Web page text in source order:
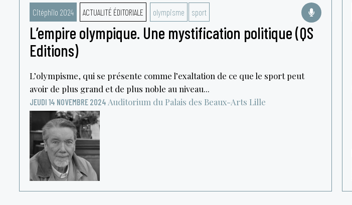
Citéphilo 2024 ACTUALITÉ ÉDITORIALE olympisme sport
L’empire olympique. Une mystification politique (QS
Editions)
L’olympisme, qui se présente comme l’exaltation de ce que le sport peut
avoir de plus grand et de plus noble au niveau...
JEUDI 14 NOVEMBRE 2024 Auditorium du Palais des Beaux-Arts Lille